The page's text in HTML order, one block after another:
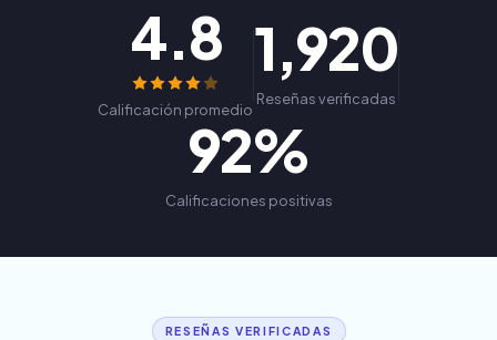
4.8
Calificación promedio
1,920
Reseñas verificadas
92%
Calificaciones positivas
RESEÑAS VERIFICADAS